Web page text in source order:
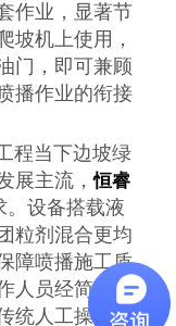
作业，显著节
坡机上使用，
门，即可兼顾
播作业的衔接
当下边坡绿
展主流，恒睿
。设备搭载液
粒剂混合更均
障喷播施工质
人员经简单学
统人工操作，